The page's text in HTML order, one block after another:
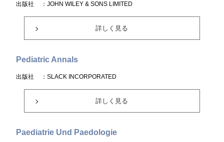
出版社 ：JOHN WILEY & SONS LIMITED
詳しく見る
Pediatric Annals
出版社 ：SLACK INCORPORATED
詳しく見る
Paediatrie Und Paedologie